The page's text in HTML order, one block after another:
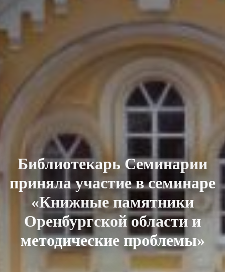
Библиотекарь Семинарии
приняла участие в семинаре
«Книжные памятники
Оренбургской области и
методические проблемы»